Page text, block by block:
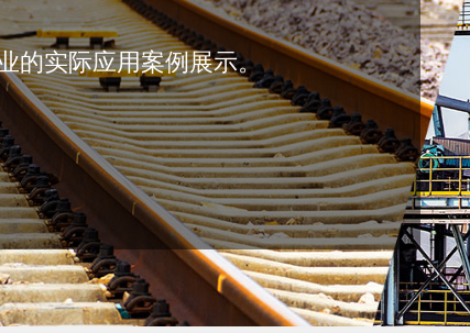
的实际应用案例展示。